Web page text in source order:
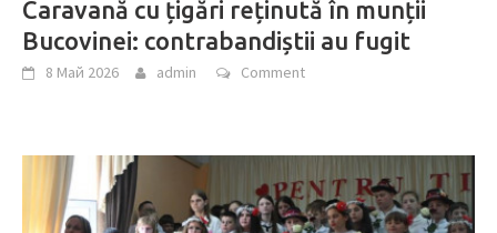
Caravană cu țigări reținută în munții
Bucovinei: contrabandiștii au fugit
8 Май 2026 admin Comment